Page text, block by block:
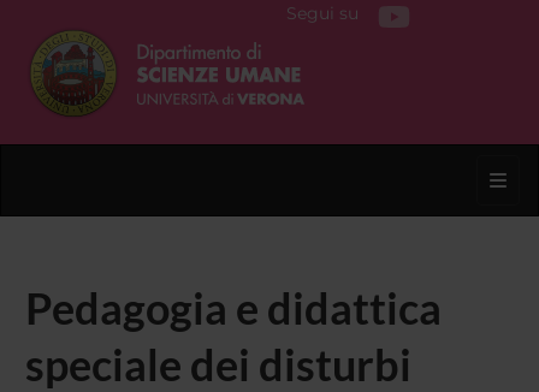
Segui su
Pedagogia e didattica
speciale dei disturbi